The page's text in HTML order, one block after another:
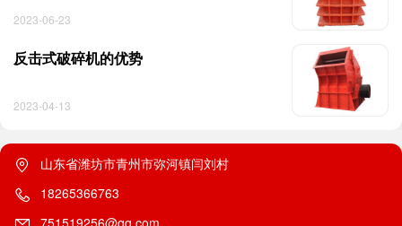
2023-06-23
反击式破碎机的优势
2023-04-13
山东省潍坊市青州市弥河镇闫刘村
18265366763
751519256@qq.com